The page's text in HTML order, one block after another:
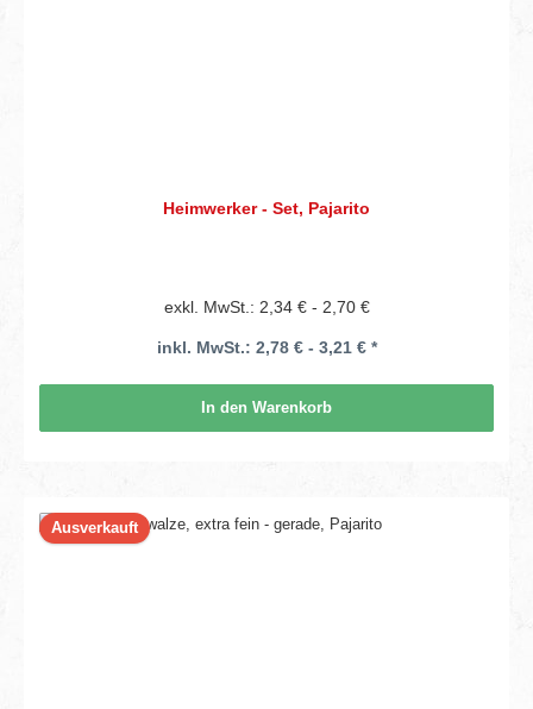
Heimwerker - Set, Pajarito
exkl. MwSt.: 2,34 € - 2,70 €
inkl. MwSt.: 2,78 € - 3,21 € *
In den Warenkorb
Ausverkauft